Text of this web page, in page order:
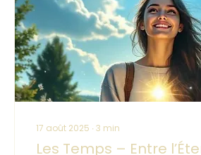
17 août 2025 ∙ 3 min
Les Temps – Entre